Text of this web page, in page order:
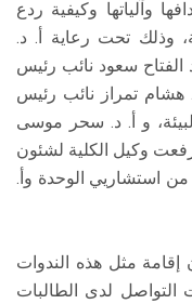
وآلياتها وكيفية ردع
وذلك تحت رعاية أ. د.
الفتاح سعود نائب رئيس
هشام تمراز نائب رئيس
و أ. د. سحر موسى
وكيل الكلية لشئون
من استشاريي الوحدة وأ.
مثل هذه الندوات
التواصل لدى الطالبات